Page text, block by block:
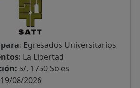
Egresados Universitarios
La Libertad
S/. 1750 Soles
08/2026